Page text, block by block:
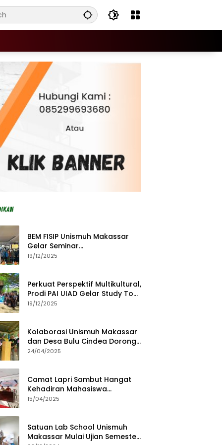
BEM FISIP Unismuh Makassar
Gelar Seminar
Keperempuanan, Bahas
19/12/2025
Perkuat Perspektif Multikultural,
Prodi PAI UIAD Gelar Study Tour
ke Kajang
19/12/2025
Kolaborasi Unismuh Makassar
dan Desa Bulu Cindea Dorong
Sentra Garam Industri
24/04/2025
Camat Lapri Sambut Hangat
Kehadiran Mahasiswa
PoltekMu
15/04/2025
Satuan Lab School Unismuh
Makassar Mulai Ujian Semester,